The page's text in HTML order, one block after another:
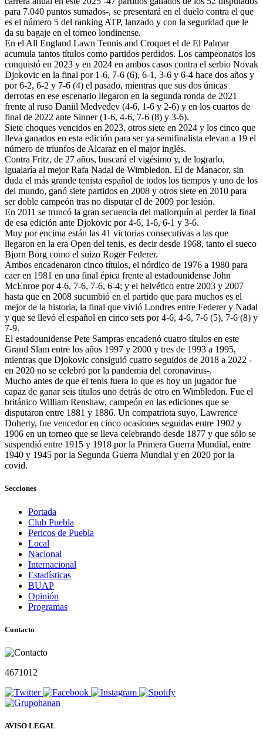
para 7.040 puntos sumados-, se presentará en el duelo contra el que
es el número 5 del ranking ATP, lanzado y con la seguridad que le
da su bagaje en el torneo londinense.
En el All England Lawn Tennis and Croquet el de El Palmar
acumula tantos títulos como partidos perdidos. Los campeonatos los
conquistó en 2023 y en 2024 en ambos casos contra el serbio Novak
Djokovic en la final por 1-6, 7-6 (6), 6-1, 3-6 y 6-4 hace dos años y
por 6-2, 6-2 y 7-6 (4) el pasado, mientras que sus dos únicas
derrotas en ese escenario llegaron en la segunda ronda de 2021
frente al ruso Daniil Medvedev (4-6, 1-6 y 2-6) y en los cuartos de
final de 2022 ante Sinner (1-6, 4-6, 7-6 (8) y 3-6).
Siete choques vencidos en 2023, otros siete en 2024 y los cinco que
lleva ganados en esta edición para ser ya semifinalista elevan a 19 el
número de triunfos de Alcaraz en el major inglés.
Contra Fritz, de 27 años, buscará el vigésimo y, de lograrlo,
igualaría al mejor Rafa Nadal de Wimbledon. El de Manacor, sin
duda el más grande tenista español de todos los tiempos y uno de los
del mundo, ganó siete partidos en 2008 y otros siete en 2010 para
ser doble campeón tras no disputar el de 2009 por lesión.
En 2011 se truncó la gran secuencia del mallorquín al perder la final
de esa edición ante Djokovic por 4-6, 1-6, 6-1 y 3-6.
Muy por encima están las 41 victorias consecutivas a las que
llegaron en la era Open del tenis, es decir desde 1968, tanto el sueco
Bjorn Borg como el suizo Roger Federer.
Ambos encadenaron cinco títulos, el nórdico de 1976 a 1980 para
caer en 1981 en una final épica frente al estadounidense John
McEnroe por 4-6, 7-6, 7-6, 6-4; y el helvético entre 2003 y 2007
hasta que en 2008 sucumbió en el partido que para muchos es el
mejor de la historia, la final que vivió Londres entre Federer y Nadal
y que se llevó el español en cinco sets por 4-6, 4-6, 7-6 (5), 7-6 (8) y
7-9.
El estadounidense Pete Sampras encadenó cuatro títulos en este
Grand Slam entre los años 1997 y 2000 y tres de 1993 a 1995,
mientras que Djokovic consiguió cuatro seguidos de 2018 a 2022 -
en 2020 no se celebró por la pandemia del coronavirus-.
Mucho antes de que el tenis fuera lo que es hoy un jugador fue
capaz de ganar seis títulos uno detrás de otro en Wimbledon. Fue el
británico William Renshaw, campeón en las ediciones que se
disputaron entre 1881 y 1886. Un compatriota suyo, Lawrence
Doherty, fue vencedor en cinco ocasiones seguidas entre 1902 y
1906 en un torneo que se lleva celebrando desde 1877 y que sólo se
suspendió entre 1915 y 1918 por la Primera Guerra Mundial, entre
1940 y 1945 por la Segunda Guerra Mundial y en 2020 por la
covid.
Secciones
Portada
Club Puebla
Pericos de Puebla
Local
Nacional
Internacional
Estadísticas
BUAP
Opinión
Programas
Contacto
4671012
AVISO LEGAL